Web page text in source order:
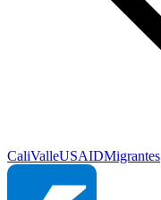
CaliValleUSAIDMigrantes